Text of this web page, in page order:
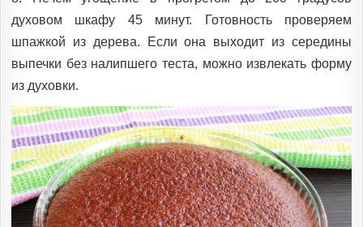
духовом шкафу 45 минут. Готовность проверяем
шпажкой из дерева. Если она выходит из середины
выпечки без налипшего теста, можно извлекать форму
из духовки.